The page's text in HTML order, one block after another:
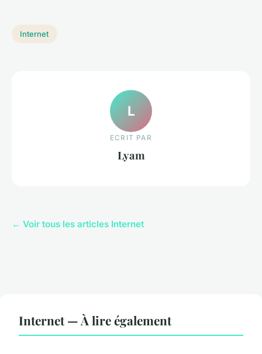
Internet
L
ECRIT PAR
Lyam
← Voir tous les articles Internet
Internet — À lire également